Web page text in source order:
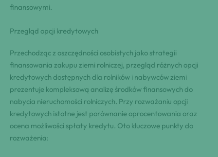
finansowymi.
Przegląd opcji kredytowych
Przechodząc z oszczędności osobistych jako strategii
finansowania zakupu ziemi rolniczej, przegląd różnych opcji
kredytowych dostępnych dla rolników i nabywców ziemi
prezentuje kompleksową analizę środków finansowych do
nabycia nieruchomości rolniczych. Przy rozważaniu opcji
kredytowych istotne jest porównanie oprocentowania oraz
ocena możliwości spłaty kredytu. Oto kluczowe punkty do
rozważenia: